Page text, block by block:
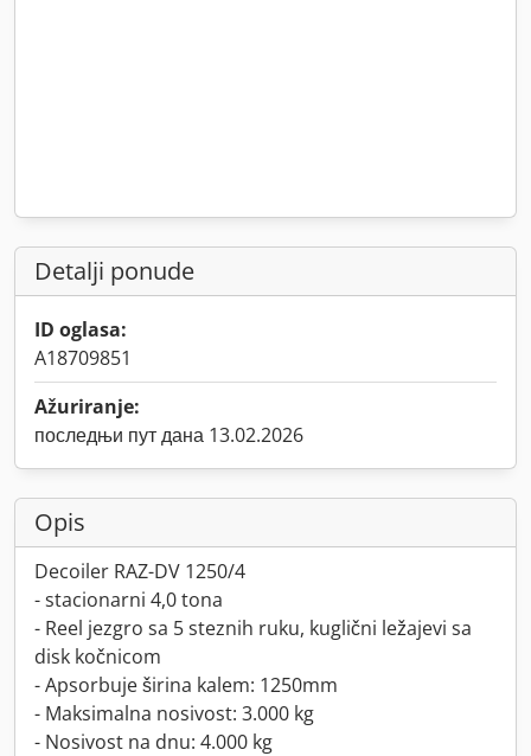
Detalji ponude
ID oglasa:
A18709851
Ažuriranje:
последњи пут дана 13.02.2026
Opis
Decoiler RAZ-DV 1250/4
- stacionarni 4,0 tona
- Reel jezgro sa 5 steznih ruku, kuglični ležajevi sa
disk kočnicom
- Apsorbuje širina kalem: 1250mm
- Maksimalna nosivost: 3.000 kg
- Nosivost na dnu: 4.000 kg